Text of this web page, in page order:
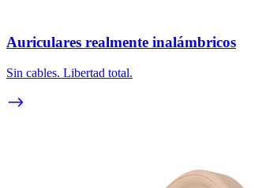
Auriculares realmente inalámbricos
Sin cables. Libertad total.